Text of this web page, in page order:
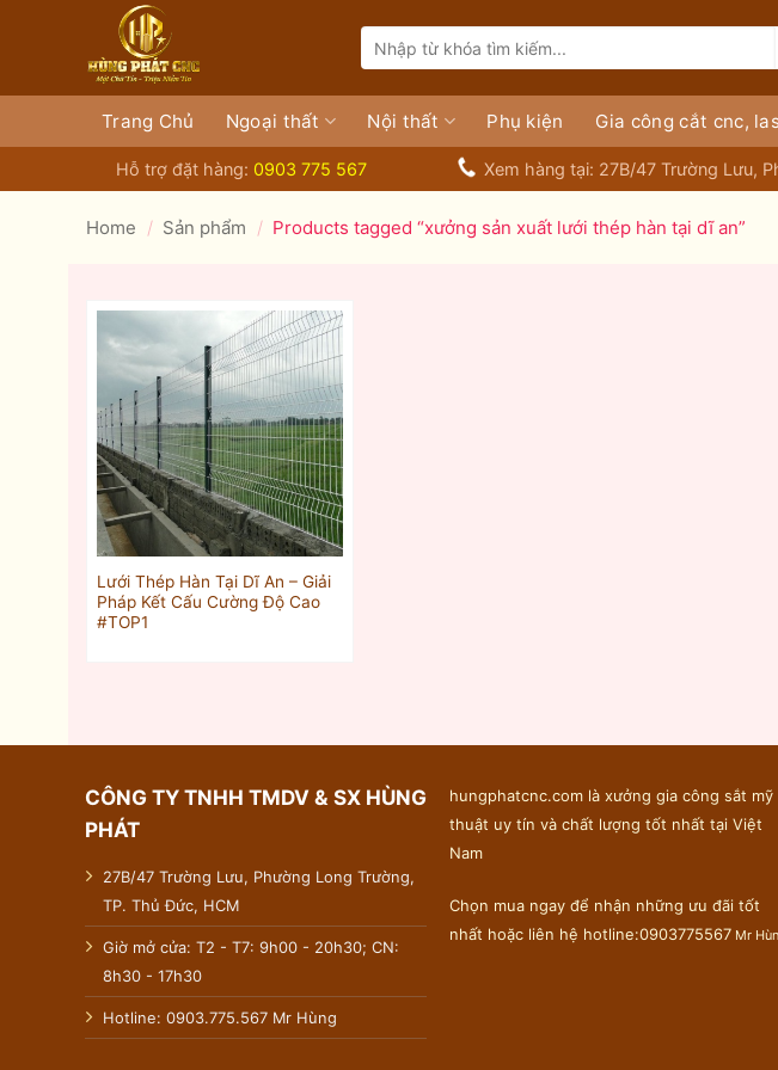
dung
for:
Trang Chủ Ngoại thất Nội thất Phụ kiện Gia công cắt cnc,
Hỗ trợ đặt hàng: 0903 775 567 Xem hàng tại: 27B/47 Trường Lưu,
Home / Sản phẩm / Products tagged “xưởng sản xuất lưới thép hàn tại dĩ an”
Lưới Thép Hàn Tại Dĩ An – Giải
Pháp Kết Cấu Cường Độ Cao
#TOP1
CÔNG TY TNHH TMDV & SX HÙNG
PHÁT
27B/47 Trường Lưu, Phường Long Trường,
TP. Thủ Đức, HCM
Giờ mở cửa: T2 - T7: 9h00 - 20h30; CN:
8h30 - 17h30
Hotline: 0903.775.567 Mr Hùng
hungphatcnc.com là xưởng gia công sắt mỹ
thuật uy tín và chất lượng tốt nhất tại Việt
Nam
Chọn mua ngay để nhận những ưu đãi tốt
nhất hoặc liên hệ hotline:0903775567 Mr